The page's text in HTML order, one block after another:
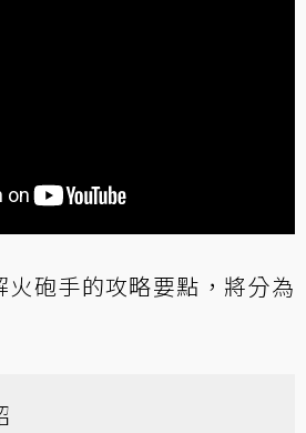
砲手的攻略要點，將分為